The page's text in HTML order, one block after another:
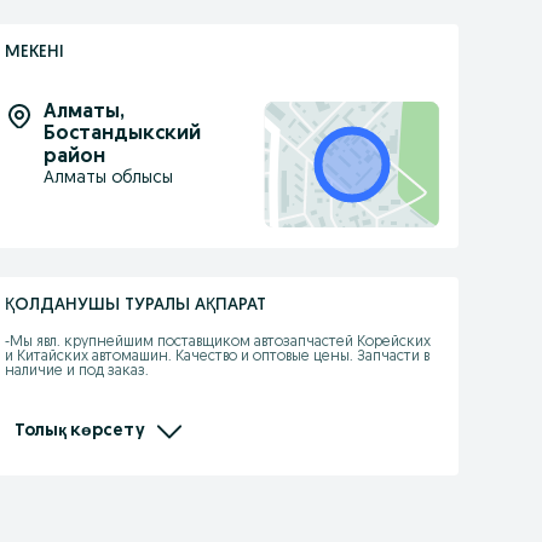
МЕКЕНІ
Алматы,
Бостандыкский
район
Алматы облысы
ҚОЛДАНУШЫ ТУРАЛЫ АҚПАРАТ
-Мы явл. крупнейшим поставщиком автозапчастей Корейских
и Китайских автомашин. Качество и оптовые цены. Запчасти в
наличие и под заказ.
- Действует покупка в рассрочку.
Толық көрсету